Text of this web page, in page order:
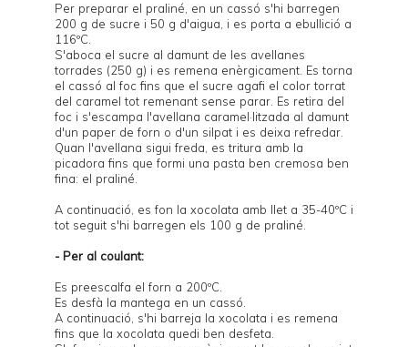
Per preparar el praliné, en un cassó s'hi barregen
200 g de sucre i 50 g d'aigua, i es porta a ebullició a
116ºC.
S'aboca el sucre al damunt de les avellanes
torrades (250 g) i es remena enèrgicament. Es torna
el cassó al foc fins que el sucre agafi el color torrat
del caramel tot remenant sense parar. Es retira del
foc i s'escampa l'avellana caramel·litzada al damunt
d'un paper de forn o d'un silpat i es deixa refredar.
Quan l'avellana sigui freda, es tritura amb la
picadora fins que formi una pasta ben cremosa ben
fina: el praliné.
A continuació, es fon la xocolata amb llet a 35-40ºC i
tot seguit s'hi barregen els 100 g de praliné.
- Per al coulant:
Es preescalfa el forn a 200ºC.
Es desfà la mantega en un cassó.
A continuació, s'hi barreja la xocolata i es remena
fins que la xocolata quedi ben desfeta.